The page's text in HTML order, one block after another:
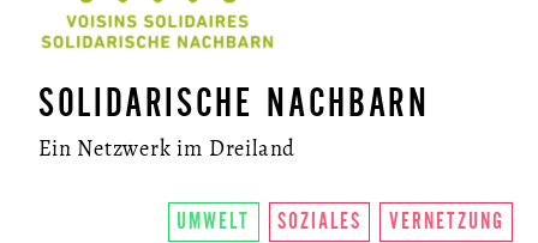
SOLIDARISCHE NACHBARN
Ein Netzwerk im Dreiland
UMWELT SOZIALES VERNETZUNG